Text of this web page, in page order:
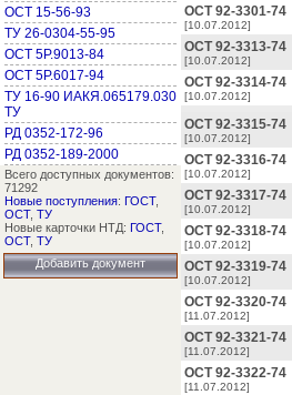
ОСТ 15-56-93
ТУ 26-0304-55-95
ОСТ 5Р.9013-84
ОСТ 5Р.6017-94
ТУ 16-90 ИАКЯ.065179.030
ТУ
РД 0352-172-96
РД 0352-189-2000
Всего доступных документов:
71292
Новые поступления: ГОСТ,
ОСТ, ТУ
Новые карточки НТД: ГОСТ,
ОСТ, ТУ
Добавить документ
ОСТ 92-3301-74
[10.07.2012]
ОСТ 92-3313-74
[10.07.2012]
ОСТ 92-3314-74
[10.07.2012]
ОСТ 92-3315-74
[10.07.2012]
ОСТ 92-3316-74
[10.07.2012]
ОСТ 92-3317-74
[10.07.2012]
ОСТ 92-3318-74
[10.07.2012]
ОСТ 92-3319-74
[10.07.2012]
ОСТ 92-3320-74
[11.07.2012]
ОСТ 92-3321-74
[11.07.2012]
ОСТ 92-3322-74
[11.07.2012]